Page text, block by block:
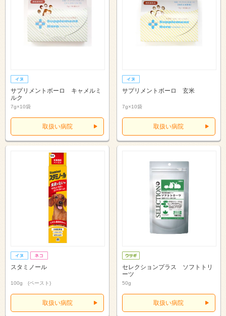
サプリメントボーロ キャメルミ
ルク
7g×10袋
取扱い病院
サプリメントボーロ 玄米
7g×10袋
取扱い病院
スタミノール
100g (ペースト)
取扱い病院
セレクションプラス ソフトトリ
ーツ
50g
取扱い病院